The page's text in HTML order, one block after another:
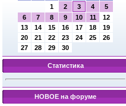
1
2 3 4
5
6
7 8 9 10 11
12
13
14 15 16 17 18
19
20
21 22 23 24 25
26
27
28 29 30
Статистика
НОВОЕ на форуме